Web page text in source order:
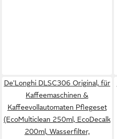
De'Longhi DLSC306 Original, für
Kaffeemaschinen &
Kaffeevollautomaten Pflegeset
(EcoMulticlean 250ml, EcoDecalk
200ml, Wasserfilter,